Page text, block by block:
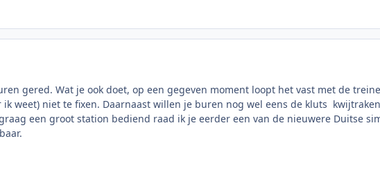
gered. Wat je ook doet, op een gegeven moment loopt het vast met de
weet) niet te fixen. Daarnaast willen je buren nog wel eens de kluts
een groot station bediend raad ik je eerder een van de nieuwere Duitse